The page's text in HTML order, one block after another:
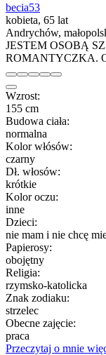
becia53
kobieta, 65 lat
Andrychów,
JESTEM OSOBĄ
ROMANTYCZKA.
Wzrost:
155 cm
Budowa ciała:
normalna
Kolor włósów:
czarny
Dł. włosów:
krótkie
Kolor oczu:
inne
Dzieci:
nie mam i nie chcę
Papierosy:
obojętny
Religia:
rzymsko-katolicka
Znak zodiaku:
strzelec
Obecne zajęcie:
praca
Przeczytaj o mnie